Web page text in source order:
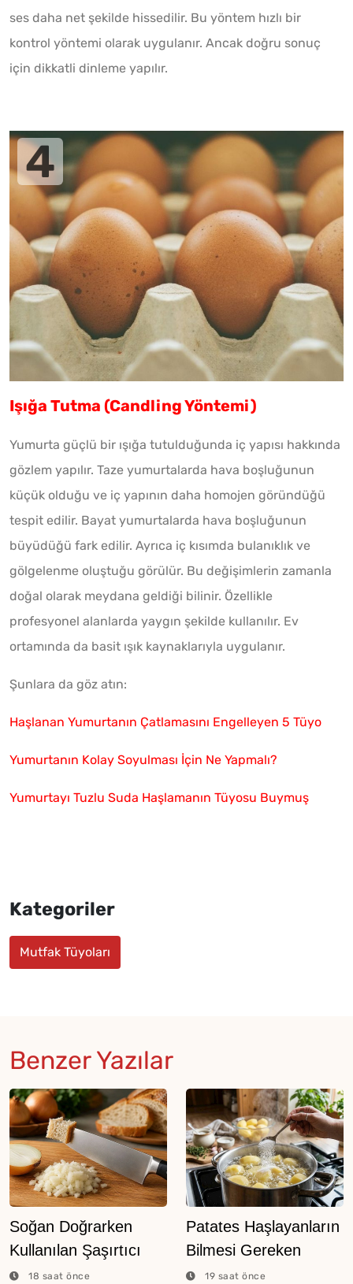
ses daha net şekilde hissedilir. Bu yöntem hızlı bir
kontrol yöntemi olarak uygulanır. Ancak doğru sonuç
için dikkatli dinleme yapılır.
Işığa Tutma (Candling Yöntemi)
Yumurta güçlü bir ışığa tutulduğunda iç yapısı hakkında
gözlem yapılır. Taze yumurtalarda hava boşluğunun
küçük olduğu ve iç yapının daha homojen göründüğü
tespit edilir. Bayat yumurtalarda hava boşluğunun
büyüdüğü fark edilir. Ayrıca iç kısımda bulanıklık ve
gölgelenme oluştuğu görülür. Bu değişimlerin zamanla
doğal olarak meydana geldiği bilinir. Özellikle
profesyonel alanlarda yaygın şekilde kullanılır. Ev
ortamında da basit ışık kaynaklarıyla uygulanır.
Şunlara da göz atın:
Haşlanan Yumurtanın Çatlamasını Engelleyen 5 Tüyo
Yumurtanın Kolay Soyulması İçin Ne Yapmalı?
Yumurtayı Tuzlu Suda Haşlamanın Tüyosu Buymuş
Kategoriler
Mutfak Tüyoları
Benzer Yazılar
Soğan Doğrarken
Kullanılan Şaşırtıcı
Ekmek Tekniği
18 saat önce
Patates Haşlayanların
Bilmesi Gereken
Şeker Hilesi
19 saat önce